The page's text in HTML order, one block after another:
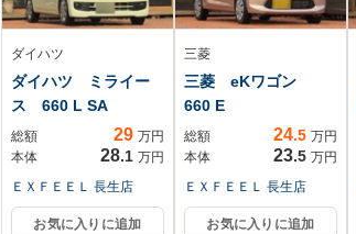
ダイハツ
ダイハツ ミライー
ス 660 L SA
総額 29 万円
本体
28.1 万円
ＥＸＦＥＥＬ 長生店
お気に入りに追加
三菱
三菱 eKワゴン
660 E
総額 24.5 万円
本体
23.5 万円
ＥＸＦＥＥＬ 長生店
お気に入りに追加